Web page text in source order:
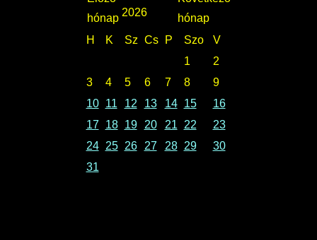
2026
H K Sz Cs P Szo
V
1
2
3
4 5 6 7 8
9
10
11 12 13 14 15
16
17
18 19 20 21 22
23
24
25 26 27 28 29
30
31